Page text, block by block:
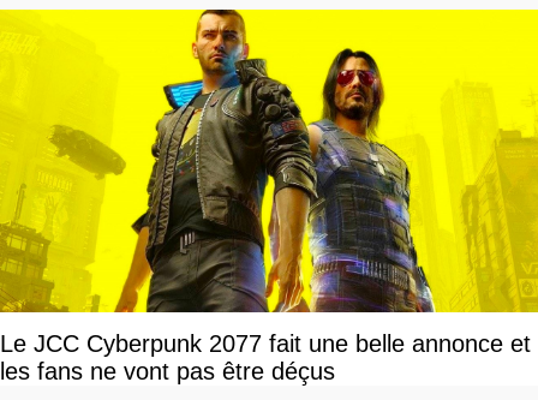
Le JCC Cyberpunk 2077 fait une belle annonce et
les fans ne vont pas être déçus